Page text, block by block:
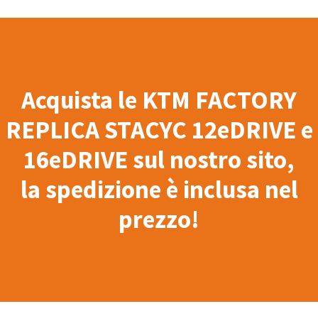
Acquista le KTM FACTORY
REPLICA STACYC 12eDRIVE e
16eDRIVE sul nostro sito,
la spedizione è inclusa nel
prezzo!